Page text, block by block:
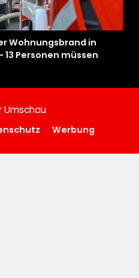
Wohnungsbrand in
Personen müssen
Umschau
Werbung